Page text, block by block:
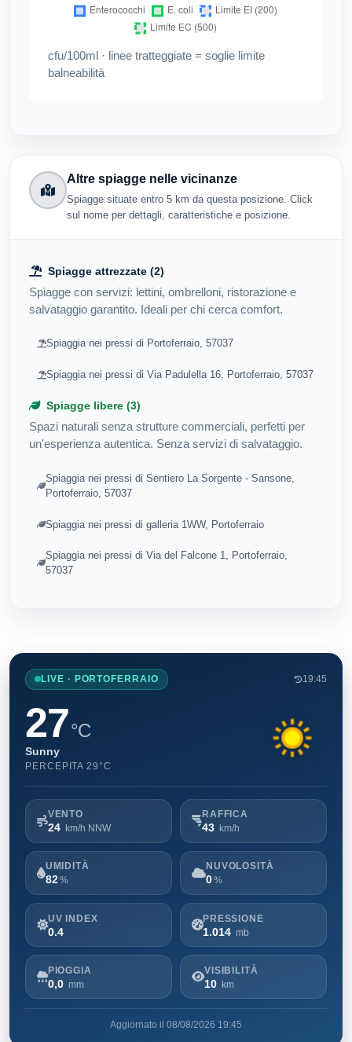
cfu/100ml · linee tratteggiate = soglie limite
balneabilità
Altre spiagge nelle vicinanze
Spiagge situate entro 5 km da questa posizione. Click
sul nome per dettagli, caratteristiche e posizione.
Spiagge attrezzate (2)
Spiagge con servizi: lettini, ombrelloni, ristorazione e
salvataggio garantito. Ideali per chi cerca comfort.
Spiaggia nei pressi di Portoferraio, 57037
Spiaggia nei pressi di Via Padulella 16, Portoferraio, 57037
Spiagge libere (3)
Spazi naturali senza strutture commerciali, perfetti per
un'esperienza autentica. Senza servizi di salvataggio.
Spiaggia nei pressi di Sentiero La Sorgente - Sansone,
Portoferraio, 57037
Spiaggia nei pressi di galleria 1WW, Portoferraio
Spiaggia nei pressi di Via del Falcone 1, Portoferraio,
57037
LIVE · PORTOFERRAIO 19:45
27°C
Sunny
PERCEPITA 29°C
VENTO
24 km/h NNW
RAFFICA
43 km/h
UMIDITÀ
82 %
NUVOLOSITÀ
0%
UV INDEX
0.4
PRESSIONE
1.014 mb
PIOGGIA
0,0 mm
VISIBILITÀ
10 km
Aggiornato il 08/08/2026 19:45